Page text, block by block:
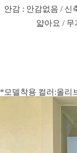
안감 : 안감없음 / 신
얇아요 / 무
*모델착용 컬러:올리